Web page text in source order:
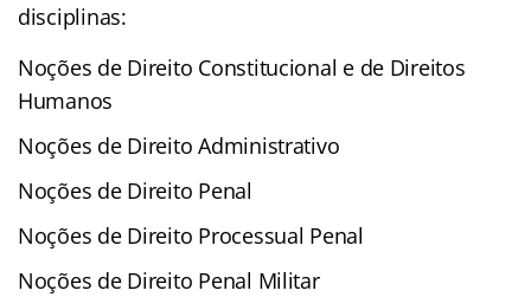
disciplinas:
Noções de Direito Constitucional e de Direitos
Humanos
Noções de Direito Administrativo
Noções de Direito Penal
Noções de Direito Processual Penal
Noções de Direito Penal Militar